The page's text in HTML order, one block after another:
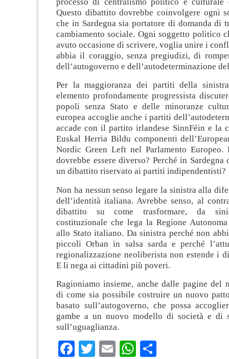
Questo dibattito dovrebbe coinvolgere ogni
che in Sardegna sia portatore di domanda di
cambiamento sociale. Ogni soggetto politico
avuto occasione di scrivere, voglia unire i
abbia il coraggio, senza pregiudizi, di
dell’autogoverno e dell’autodeterminazione
Per la maggioranza dei partiti della
elemento profondamente progressista
popoli senza Stato e delle minoranze
europea accoglie anche i partiti
accade con il partito irlandese SinnFéin e la
Euskal Herria Bildu componenti
Nordic Green Left nel Parlamento Europeo.
dovrebbe essere diverso? Perché in Sardegna
un dibattito riservato ai partiti indipendentisti?
Non ha nessun senso legare la sinistra alla
dell’identità italiana. Avrebbe senso, al
dibattito su come trasformare, da
costituzionale che lega la Regione
allo Stato italiano. Da sinistra perché non
piccoli Orban in salsa sarda e perché
regionalizzazione neoliberista non estende i
E li nega ai cittadini più poveri.
Ragioniamo insieme, anche dalle pagine del
di come sia possibile costruire un nuovo
basato sull’autogoverno, che possa
gambe a un nuovo modello di società e di
sull’uguaglianza.
Facebook
TwitterEmailWhatsApp